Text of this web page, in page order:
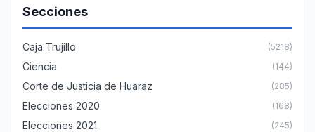
Secciones
Caja Trujillo (5218)
Ciencia (144)
Corte de Justicia de Huaraz (285)
Elecciones 2020 (168)
Elecciones 2021 (245)